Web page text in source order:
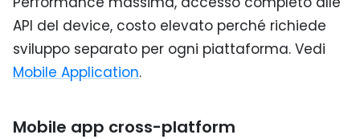
API del device, costo elevato perché richiede
sviluppo separato per ogni piattaforma. Vedi
Mobile Application.
Mobile app cross-platform